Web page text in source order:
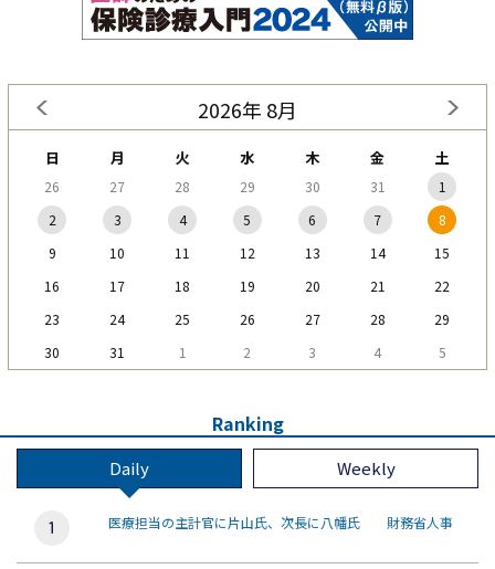
2026年 8月
日 月 火 水 木 金 土
26 27 28 29 30 31
1
2
3 4 5 6 7
8
9
10 11 12 13 14
15
16
17 18 19 20 21
22
23
24 25 26 27 28
29
30
31 1 2 3 4 5
Ranking
Daily Weekly
医療担当の主計官に片山氏、次長に八幡氏 財務省人事